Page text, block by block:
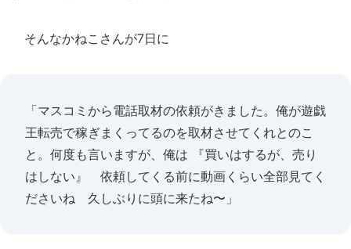
そんなかねこさんが7日に
「マスコミから電話取材の依頼がきました。俺が遊戯
王転売で稼ぎまくってるのを取材させてくれとのこ
と。何度も言いますが、俺は 『買いはするが、売り
はしない』 依頼してくる前に動画くらい全部見てく
ださいね 久しぶりに頭に来たね〜」